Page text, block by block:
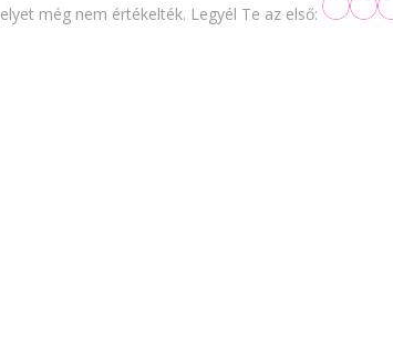
még nem értékelték. Legyél Te az első: